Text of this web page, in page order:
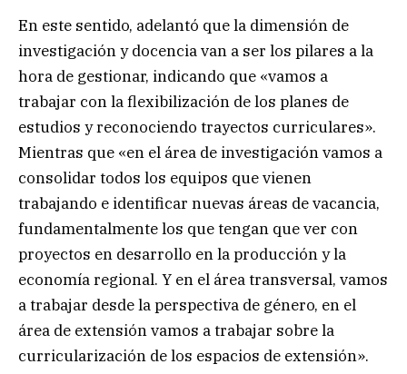
En este sentido, adelantó que la dimensión de
investigación y docencia van a ser los pilares a la
hora de gestionar, indicando que «vamos a
trabajar con la flexibilización de los planes de
estudios y reconociendo trayectos curriculares».
Mientras que «en el área de investigación vamos a
consolidar todos los equipos que vienen
trabajando e identificar nuevas áreas de vacancia,
fundamentalmente los que tengan que ver con
proyectos en desarrollo en la producción y la
economía regional. Y en el área transversal, vamos
a trabajar desde la perspectiva de género, en el
área de extensión vamos a trabajar sobre la
curricularización de los espacios de extensión».